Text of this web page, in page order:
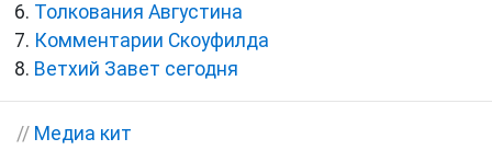
Толкования Августина
Комментарии Скоуфилда
Ветхий Завет сегодня
// Медиа кит